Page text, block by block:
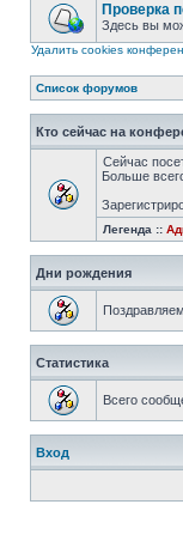
Проверка
Здесь вы
Удалить cookies
Список форумов
Кто сейчас на
Сейчас
Больше
Легенда ::
Дни рождения
Статистика
Всего
Вход